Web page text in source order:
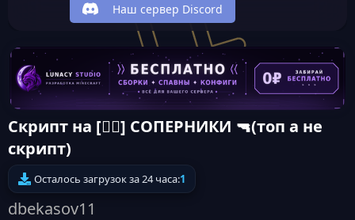
Наш сервер Discord
Cкрипт на [⛹🏿] СОПЕРНИКИ 🔫(топ а не
скрипт)
Осталось загрузок за 24 часа:1
dbekasov11